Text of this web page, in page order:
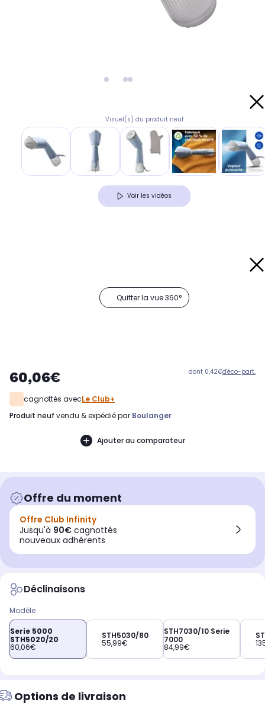
Visuel(s) du produit neuf
Voir les vidéos
Quitter la vue 360°
60,06€ dont 0,42€d'éco-part.
cagnottés avecLe Club+
produit neuf vendu & expédié par Boulanger
Ajouter au comparateur
Offre du moment
Offre Club Infinity
Jusqu'à 90€ cagnottés
nouveaux adhérents
Déclinaisons
Modèle
Serie 5000
STH5020/20
60,06€
STH5030/80
55,99€
STH7030/10 Serie
7000
84,99€
Options de livraison